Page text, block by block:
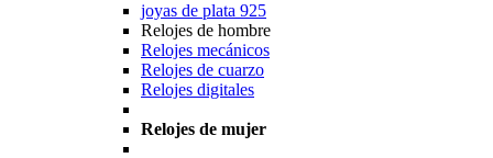
joyas de plata 925
Relojes de hombre
Relojes mecánicos
Relojes de cuarzo
Relojes digitales
Relojes de mujer